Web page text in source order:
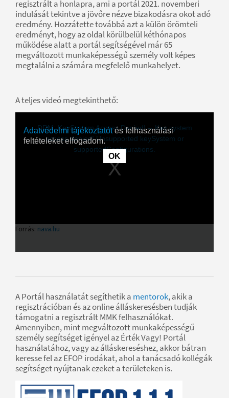
regisztrált a honlapra, ami a portál 2021. novemberi
indulását tekintve a jövőre nézve bizakodásra okot adó
eredmény. Hozzátette továbbá azt a külön örömteli
eredményt, hogy az oldal körülbelül kéthónapos
működése alatt a portál segítségével már 65
megváltozott munkaképességű személy volt képes
megtalálni a számára megfelelő munkahelyet.
A teljes videó megtekinthető:
A Portál használatát segíthetik a mentorok, akik a
regisztrációban és az online álláskeresésben tudják
támogatni a regisztrált MMK felhasználókat.
Amennyiben, mint megváltozott munkaképességű
személy segítséget igényel az Érték Vagy! Portál
használatához, vagy az álláskereséshez, akkor bátran
keresse fel az EFOP irodákat, ahol a tanácsadó kollégák
segítséget nyújtanak ezeket a területeken is.